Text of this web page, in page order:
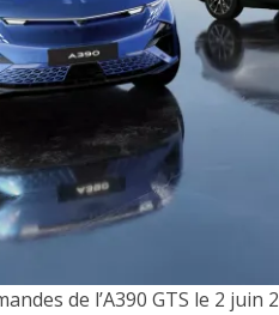
de l’A390 GTS le 2 juin